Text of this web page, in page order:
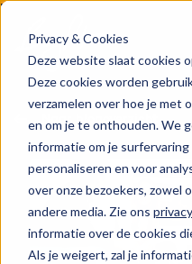
Privacy & Cookies
Deze website slaat cookies
Deze cookies worden
verzamelen over hoe je met
en om je te onthouden. We
informatie om je
personaliseren en voor
over onze bezoekers, zowel
andere media. Zie ons
informatie over de cookies
Als je weigert, zal je
HUBSPOT SERVICES
HubSpot implementatie
Cases
Branches
Could not loads
page.
Naar blogoverzicht